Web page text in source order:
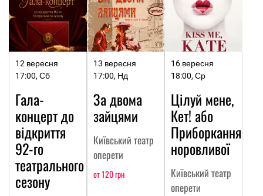
12 вересня
17:00, Сб
Гала-
концерт до
відкриття
92-го
театрального
сезону
13 вересня
17:00, Нд
За двома
зайцями
Київський театр
оперети
от 120 грн
16 вересня
18:00, Ср
Цілуй мене,
Кет! або
Приборкання
норовливої
Київський театр
оперети